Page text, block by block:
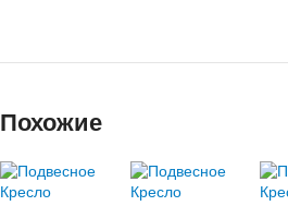
Похожие